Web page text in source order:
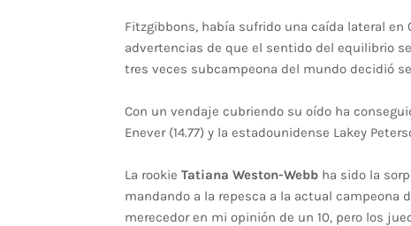
Fitzgibbons, había sufrido una caída lateral en
advertencias de que el sentido del equilibrio
tres veces subcampeona del mundo decidió
Con un vendaje cubriendo su oído ha
Enever (14.77) y la estadounidense Lakey
La rookie Tatiana Weston-Webbha sido la
mandando a la repesca a la actual campeona
merecedor en mi opinión de un 10, pero los